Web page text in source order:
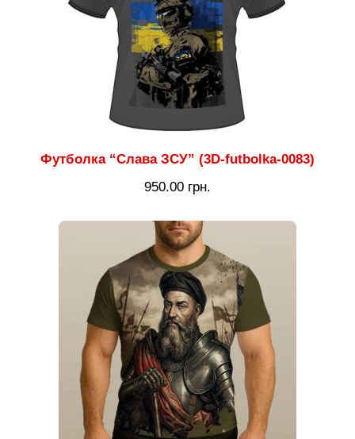
Футболка “Слава ЗСУ” (3D-futbolka-0083)
950.00 грн.